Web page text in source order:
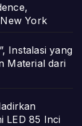
York
Instalasi yang
Material dari
LED 85 Inci